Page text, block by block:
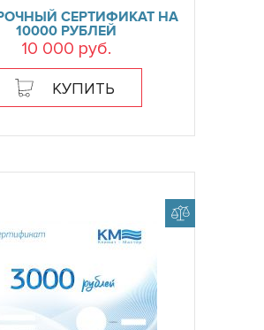
СЕРТИФИКАТ НА
10000 РУБЛЕЙ
10 000 руб.
КУПИТЬ